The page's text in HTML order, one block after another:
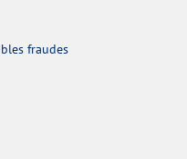
fraudes